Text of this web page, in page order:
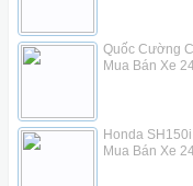
Quốc Cường
Mua Bán Xe
Honda SH150i
Mua Bán Xe